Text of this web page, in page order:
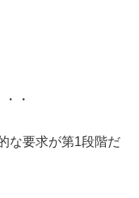
・
な要求が第1段階だ